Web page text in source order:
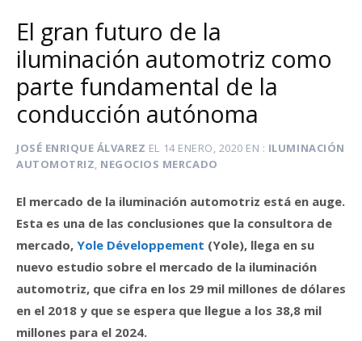
El gran futuro de la
iluminación automotriz como
parte fundamental de la
conducción autónoma
JOSÉ ENRIQUE ÁLVAREZ EL 14 ENERO, 2020 EN
ILUMINACIÓN
AUTOMOTRIZ, NEGOCIOS MERCADO
El mercado de la iluminación automotriz está en auge.
Esta es una de las conclusiones que la consultora de
mercado, Yole Développement (Yole), llega en su
nuevo estudio sobre el mercado de la iluminación
automotriz, que cifra en los 29 mil millones de dólares
en el 2018 y que se espera que llegue a los 38,8 mil
millones para el 2024.